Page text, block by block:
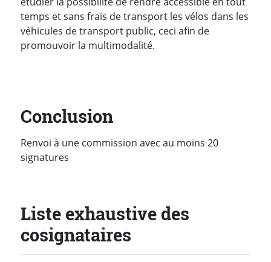
temps et sans frais de transport les vélos dans les
véhicules de transport public, ceci afin de
promouvoir la multimodalité.
Conclusion
Renvoi à une commission avec au moins 20
signatures
Liste exhaustive des
cosignataires